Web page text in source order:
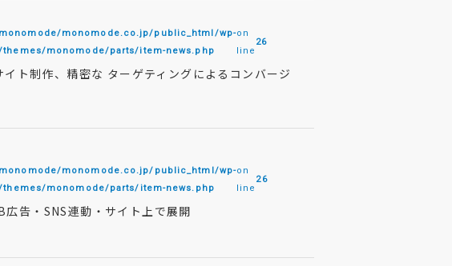
monomode.co.jp/public_html/wp-
monomode/parts/item-news.php
on
line
26
ト制作、精密な ターゲティングによるコンバージ
monomode.co.jp/public_html/wp-
themes/monomode/parts/item-news.php
on
line
26
告・SNS連動・サイト上で展開